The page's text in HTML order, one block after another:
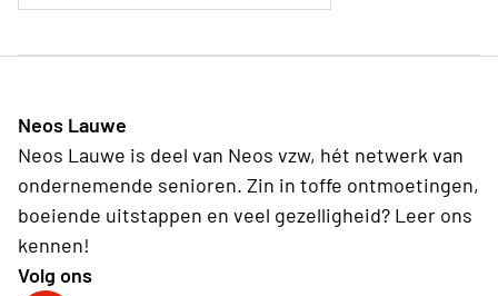
Neos Lauwe
Neos Lauwe is deel van Neos vzw, hét netwerk van
ondernemende senioren. Zin in toffe ontmoetingen,
boeiende uitstappen en veel gezelligheid? Leer ons
kennen!
Volg ons